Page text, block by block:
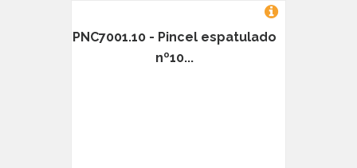
PNC7001.10 - Pincel espatulado
nº10...